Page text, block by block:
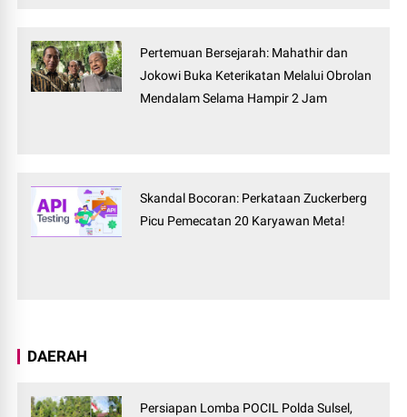
Pertemuan Bersejarah: Mahathir dan
Jokowi Buka Keterikatan Melalui Obrolan
Mendalam Selama Hampir 2 Jam
Skandal Bocoran: Perkataan Zuckerberg
Picu Pemecatan 20 Karyawan Meta!
DAERAH
Persiapan Lomba POCIL Polda Sulsel,